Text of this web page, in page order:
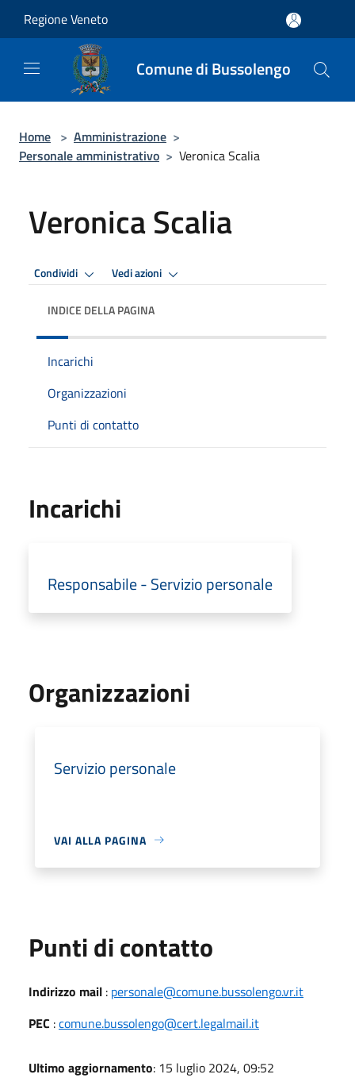
Regione Veneto
Comune di Bussolengo
Home > Amministrazione >
Personale amministrativo > Veronica Scalia
Veronica Scalia
Condividi Vedi azioni
INDICE DELLA PAGINA
Incarichi
Organizzazioni
Punti di contatto
Incarichi
Responsabile - Servizio personale
Organizzazioni
Servizio personale
VAI ALLA PAGINA
Punti di contatto
Indirizzo mail : personale@comune.bussolengo.vr.it
PEC :comune.bussolengo@cert.legalmail.it
Ultimo aggiornamento: 15 luglio 2024, 09:52